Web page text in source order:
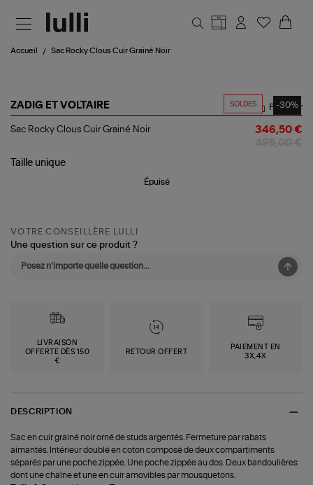
Accueil Sac Rocky Clous Cuir Grainé Noir
SOLDES -30%
ZADIG ET VOLTAIRE
Sac
Cuir
Partager
Sac Rocky Clous Cuir Grainé Noir 346,50 €
Taille unique
Épuisé
VOTRE CONSEILLÈRE LULLI
Une question sur ce produit ?
LIVRAISON
OFFERTE DÈS 150
€
RETOUR OFFERT
PAIEMENT EN
3X,4X
DESCRIPTION
Sac en cuir grainé noir orné de studs argentés. Fermeture par rabats
aimantés. Intérieur doublé en coton composé de deux compartiments
séparés par une poche zippée. Une poche zippée au dos. Deux bandoulières
dont une chaîne et une en cuir amovibles par mousquetons.